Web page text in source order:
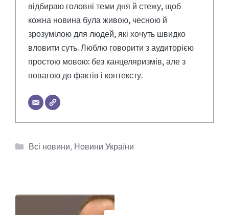
відбираю головні теми дня й стежу, щоб
кожна новина була живою, чесною й
зрозумілою для людей, які хочуть швидко
вловити суть. Люблю говорити з аудиторією
простою мовою: без канцеляризмів, але з
повагою до фактів і контексту.
Категорії
Всі новини, Новини України